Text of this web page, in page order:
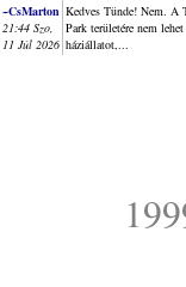
~CsMarton
21:44 Szo,
11 Júl 2026
Kedves Tünde! Nem. A
Park területére nem
háziállatot,...